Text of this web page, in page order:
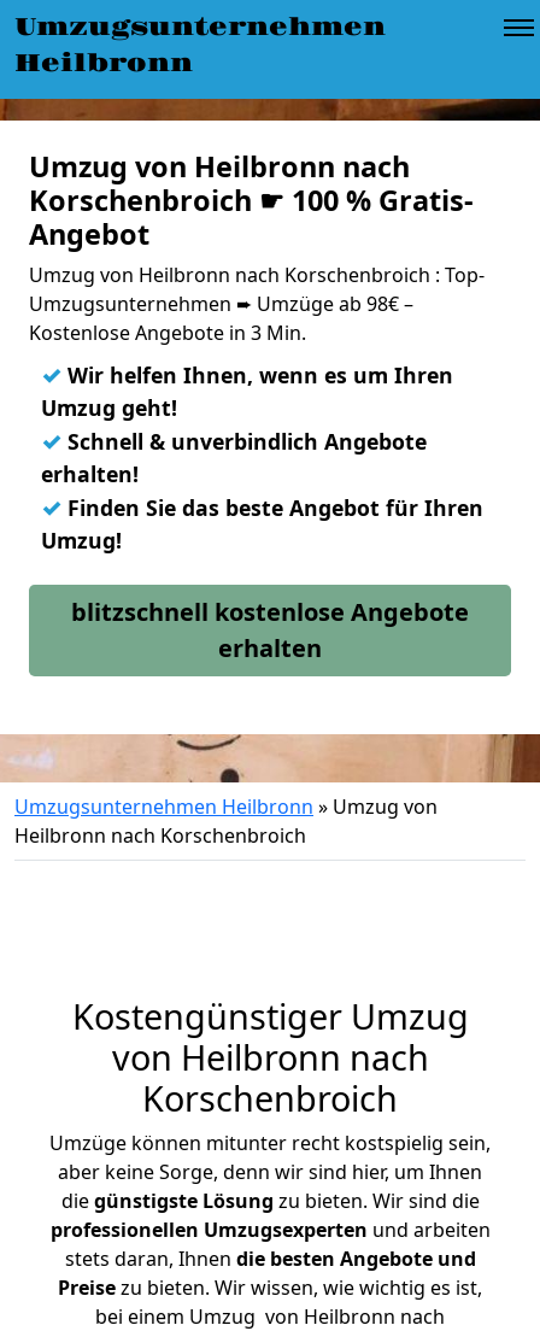
Umzugsunternehmen
Heilbronn
Umzug von Heilbronn nach
Korschenbroich ☛ 100 % Gratis-
Angebot
Umzug von Heilbronn nach Korschenbroich : Top-
Umzugsunternehmen ➨ Umzüge ab 98€ –
Kostenlose Angebote in 3 Min.
✓ Wir helfen Ihnen, wenn es um Ihren
Umzug geht!
✓ Schnell & unverbindlich Angebote
erhalten!
✓ Finden Sie das beste Angebot für Ihren
Umzug!
blitzschnell kostenlose Angebote
erhalten
Umzugsunternehmen Heilbronn » Umzug von
Heilbronn nach Korschenbroich
Kostengünstiger Umzug
von Heilbronn nach
Korschenbroich
Umzüge können mitunter recht kostspielig sein,
aber keine Sorge, denn wir sind hier, um Ihnen
diegünstigste Lösung zu bieten. Wir sind die
professionellen Umzugsexperten und arbeiten
stets daran, Ihnen die besten Angebote und
Preisezu bieten. Wir wissen, wie wichtig es ist,
bei einem Umzug von Heilbronn nach